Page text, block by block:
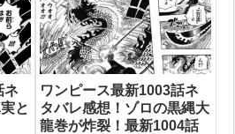
ネ
と
ワンピース最新1003話ネ
タバレ感想！ゾロの黒縄大
龍巻が炸裂！最新1004話